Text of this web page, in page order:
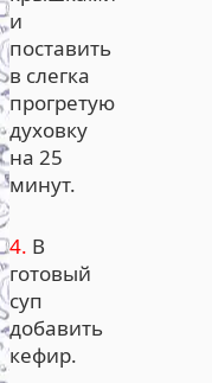
и
поставить
в слегка
прогретую
духовку
на 25
минут.
4. В
готовый
суп
добавить
кефир.